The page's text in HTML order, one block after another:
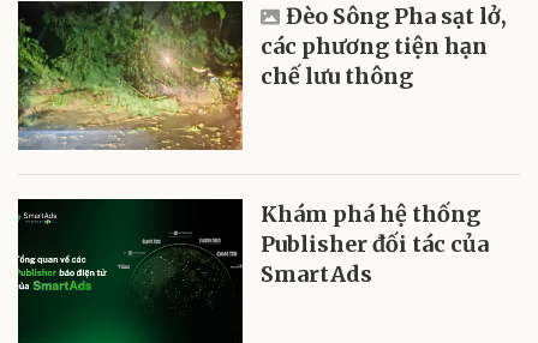
Đèo Sông Pha sạt lở,
các phương tiện hạn
chế lưu thông
Khám phá hệ thống
Publisher đối tác của
SmartAds